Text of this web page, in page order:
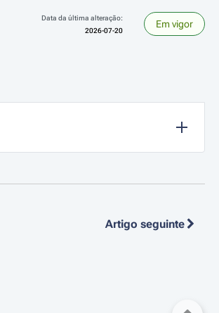
Data da última alteração:
2026-07-20
Em vigor
Artigo seguinte